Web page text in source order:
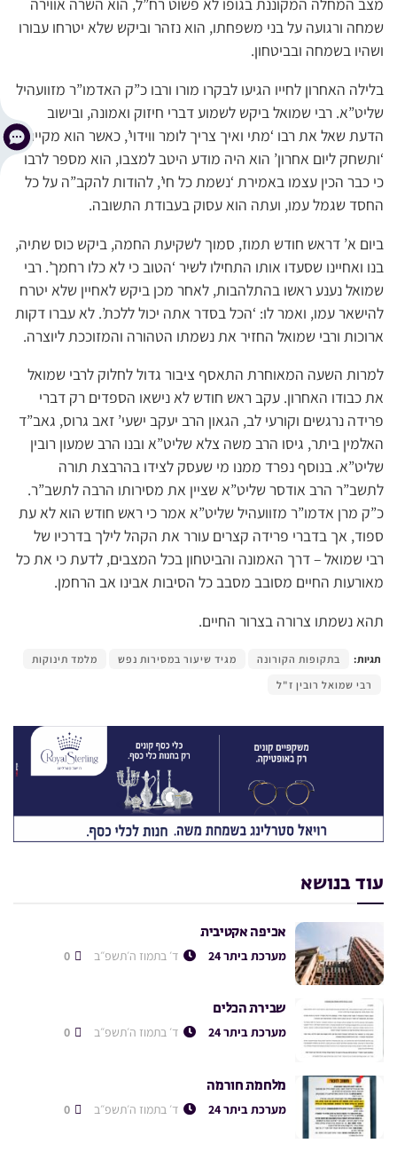
מצב המחלה המקוננת בגופו לא פשוט רח”ל, הוא השרה אווירה
שמחה ורגועה על בני משפחתו, הוא נזהר וביקש שלא יטרחו עבורו
ושהיו בשמחה ובביטחון.
בלילה האחרון לחייו הגיעו לבקרו מורו ורבו כ”ק האדמו”ר מזוועהיל
שליט”א. רבי שמואל ביקש לשמוע דברי חיזוק ואמונה, ובישוב
הדעת שאל את רבו ‘מתי ואיך צריך לומר ווידוי’, כאשר הוא מקיים
‘ותשחק ליום אחרון’ הוא היה מודע היטב למצבו, הוא מספר לרבו
כי כבר הכין עצמו באמירת ‘נשמת כל חי’, להודות להקב”ה על כל
החסד שגמל עמו, ועתה הוא עסוק בעבודת התשובה.
ביום א’ דראש חודש תמוז, סמוך לשקיעת החמה, ביקש כוס שתיה,
בנו ואחיינו שסעדו אותו התחילו לשיר ‘הטוב כי לא כלו רחמך’. רבי
שמואל נענע ראשו בהתלהבות, לאחר מכן ביקש לאחיין שלא יטרח
להישאר עמו, ואמר לו: ‘הכל בסדר אתה יכול ללכת’. לא עברו דקות
ארוכות ורבי שמואל החזיר את נשמתו הטהורה והמזוככת ליוצרה.
למרות השעה המאוחרת התאסף ציבור גדול לחלוק לרבי שמואל
את כבודו האחרון. עקב ראש חודש לא נישאו הספדים רק דברי
פרידה נרגשים וקורעי לב, הגאון הרב יעקב ישעי’ זאב גרוס, גאב”ד
האלמין ביתר, גיסו הרב משה צלא שליט”א ובנו הרב שמעון רובין
שליט”א. בנוסף נפרד ממנו מי שעסק לצידו בהרבצת תורה
לתשב”ר הרב אודסר שליט”א שציין את מסירותו הרבה לתשב”ר.
כ”ק מרן אדמו”ר מזוועהיל שליט”א אמר כי ראש חודש הוא לא עת
ספוד, אך בדברי פרידה קצרים עורר את הקהל לילך בדרכיו של
רבי שמואל – דרך האמונה והביטחון בכל המצבים, לדעת כי את כל
מאורעות החיים מסובב מסבב כל הסיבות אבינו אב הרחמן.
תהא נשמתו צרורה בצרור החיים.
תגיות: בתקופות הקורונה מגיד שיעור במסירות נפש
מלמד תינוקות
רבי שמואל רובין ז"ל
עוד בנושא
אכיפה אקטיבית
מערכת ביתר 24 ד׳ בתמוז ה׳תשפ״ב
שבירת הכלים
מערכת ביתר 24 ד׳ בתמוז ה׳תשפ״ב
מלחמת חורמה
מערכת ביתר 24 ד׳ בתמוז ה׳תשפ״ב